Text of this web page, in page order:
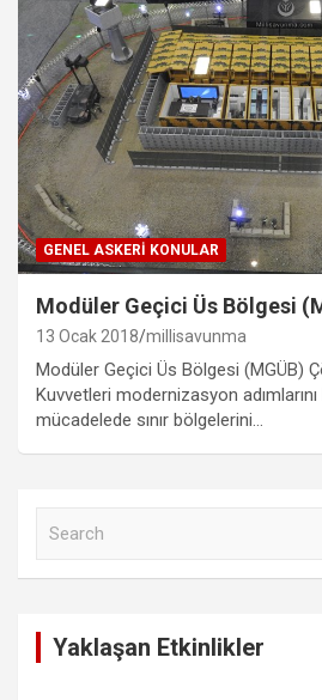
GENEL ASKERI KONULAR
Modüler Geçici Üs Bölgesi
13 Ocak 2018 millisavunma
Modüler Geçici Üs Bölgesi (MGÜB)
Kuvvetleri modernizasyon
mücadelede sınır bölgelerini…
Yaklaşan Etkinlikler